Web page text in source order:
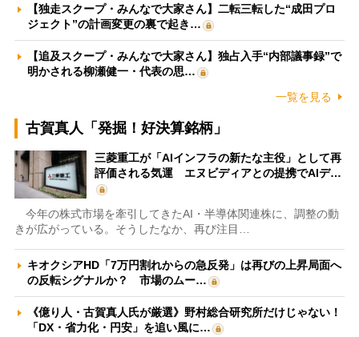
【独走スクープ・みんなで大家さん】二転三転した“成田プロ
ジェクト”の計画変更の裏で起き…
【追及スクープ・みんなで大家さん】独占入手“内部議事録”で
明かされる柳瀬健一・代表の思…
一覧を見る
古賀真人「発掘！好決算銘柄」
三菱重工が「AIインフラの新たな主役」として再
評価される気運 エヌビディアとの提携でAIデ…
今年の株式市場を牽引してきたAI・半導体関連株に、調整の動
きが広がっている。そうしたなか、再び注目…
キオクシアHD「7万円割れからの急反発」は再びの上昇局面へ
の反転シグナルか？ 市場のムー…
《億り人・古賀真人氏が厳選》野村総合研究所だけじゃない！
「DX・省力化・円安」を追い風に…